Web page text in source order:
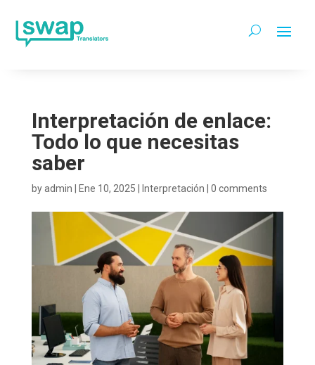
Interpretación de enlace:
Todo lo que necesitas
saber
byadmin Ene 10, 2025 Interpretación 0 comments